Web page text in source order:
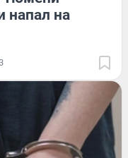
напал на